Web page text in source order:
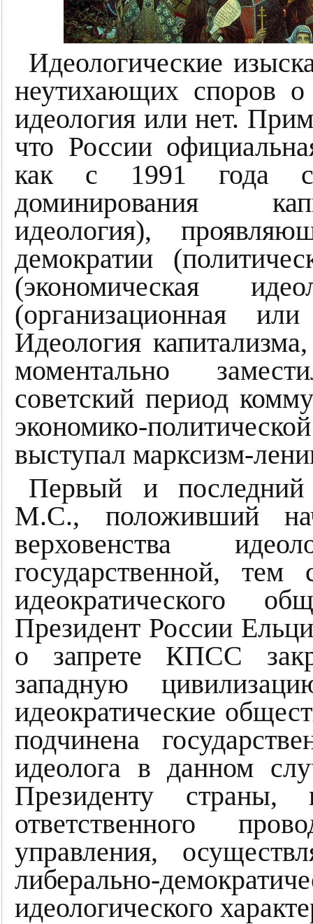
Идеологические
неутихающих споров
идеология или нет.
что России
как с 1991 года
доминирования
идеология),
демократии
(экономическая
(организационная
Идеология
моментально
советский период
экономико-
выступал марксизм-
Первый и
М.С., положивший
верховенства
государственной,
идеократического
Президент России
о запрете КПСС
западную
идеократические
подчинена
идеолога в данном
Президенту страны,
ответственного
управления,
либерально-
идеологического